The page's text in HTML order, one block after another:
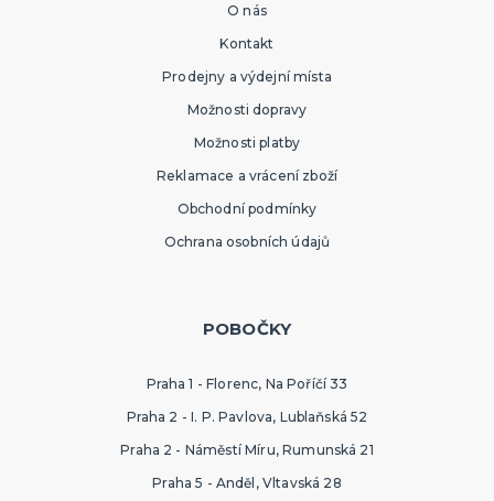
O nás
Kontakt
Prodejny a výdejní místa
Možnosti dopravy
Možnosti platby
Reklamace a vrácení zboží
Obchodní podmínky
Ochrana osobních údajů
POBOČKY
Praha 1 - Florenc, Na Poříčí 33
Praha 2 - I. P. Pavlova, Lublaňská 52
Praha 2 - Náměstí Míru, Rumunská 21
Praha 5 - Anděl, Vltavská 28